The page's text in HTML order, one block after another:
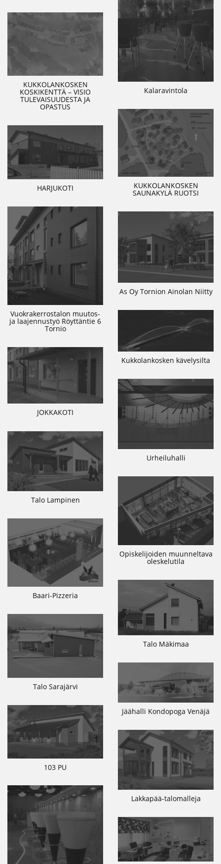
Kalaravintola
KUKKOLANKOSKEN
KOSKIKENTTÄ – VISIO
TULEVAISUUDESTA JA
OPASTUS
KUKKOLANKOSKEN
SAUNAKYLÄ RUOTSI
HARJUKOTI
Vuokrakerrostalon muutos-
ja laajennustyö Röyttäntie 6
Tornio
As Oy Tornion Ainolan Niitty
Kukkolankosken kävelysilta
JOKKAKOTI
Urheiluhalli
Talo Lampinen
Opiskelijoiden muunneltava
oleskelutila
Baari-Pizzeria
Talo Mäkimaa
Talo Sarajärvi
Jäähalli Kondopoga Venäjä
103 PU
Lakkapää-talomalleja